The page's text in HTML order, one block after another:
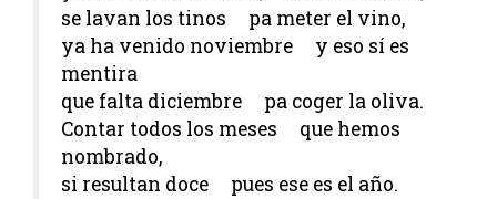
se lavan los tinos pa meter el vino,
ya ha venido noviembre y eso sí es
mentira
que falta diciembre pa coger la oliva.
Contar todos los meses que hemos
nombrado,
si resultan doce pues ese es el año.